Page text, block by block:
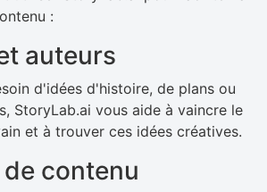
:
auteurs
d'idées d'histoire, de plans ou
StoryLab.ai vous aide à vaincre le
et à trouver ces idées créatives.
contenu